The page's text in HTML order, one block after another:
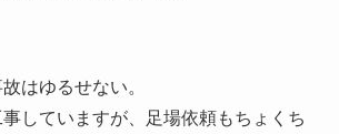
はゆるせない。
していますが、足場依頼もちょくち